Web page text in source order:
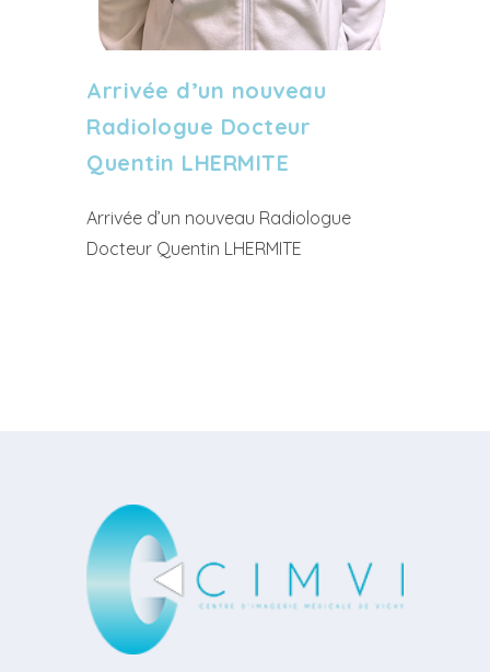
Arrivée d’un nouveau
Radiologue Docteur
Quentin LHERMITE
Arrivée d’un nouveau Radiologue
Docteur Quentin LHERMITE